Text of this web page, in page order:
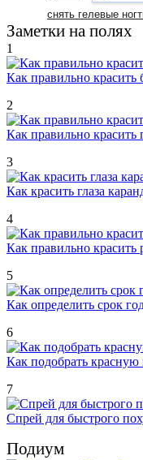
снять гелевые
Заметки на полях
1
Как правильно
2
Как правильно красить
3
Как красить глаза
4
Как правильно
5
Как определить срок
6
Как подобрать красную
7
Спрей для быстрого
Подиум